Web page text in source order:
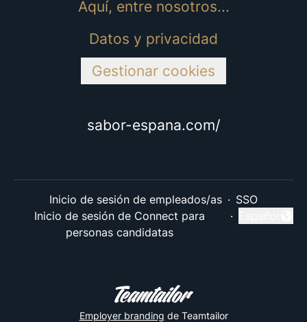
Aquí, entre nosotros...
Datos y privacidad
Gestionar cookies
sabor-espana.com/
Inicio de sesión de empleados/as · SSO
Inicio de sesión de Connect para
personas candidatas
·
Cambiar
Employer branding de Teamtailor